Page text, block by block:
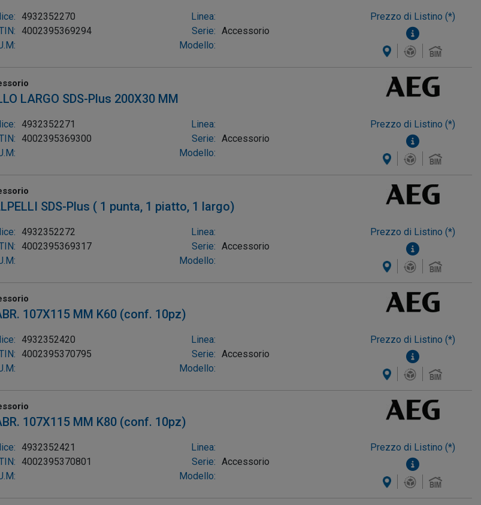
4932352270
4002395369294
Linea:
Serie: Accessorio
Modello:
Prezzo di Listino (*)
LARGO SDS-Plus 200X30 MM
4932352271
4002395369300
Linea:
Serie: Accessorio
Modello:
Prezzo di Listino (*)
SDS-Plus ( 1 punta, 1 piatto, 1 largo)
4932352272
4002395369317
Linea:
Serie: Accessorio
Modello:
Prezzo di Listino (*)
107X115 MM K60 (conf. 10pz)
4932352420
4002395370795
Linea:
Serie: Accessorio
Modello:
Prezzo di Listino (*)
107X115 MM K80 (conf. 10pz)
4932352421
4002395370801
Linea:
Serie: Accessorio
Modello:
Prezzo di Listino (*)